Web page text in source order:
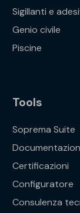
Sigillanti e
Genio civile
Piscine
Tools
Soprema Suite
Certificazioni
Configuratore
Consulenza